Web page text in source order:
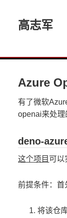
高志军
Azure
有了微软
openai来处理
deno-
这个项目 可以
前提条件：首
将该仓